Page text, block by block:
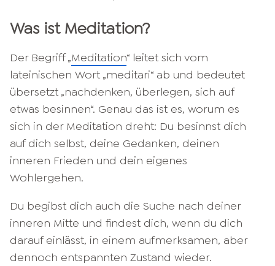
Was ist Meditation?
Der Begriff „Meditation“ leitet sich vom
lateinischen Wort „meditari“ ab und bedeutet
übersetzt „nachdenken, überlegen, sich auf
etwas besinnen“. Genau das ist es, worum es
sich in der Meditation dreht: Du besinnst dich
auf dich selbst, deine Gedanken, deinen
inneren Frieden und dein eigenes
Wohlergehen.
Du begibst dich auch die Suche nach deiner
inneren Mitte und findest dich, wenn du dich
darauf einlässt, in einem aufmerksamen, aber
dennoch entspannten Zustand wieder.